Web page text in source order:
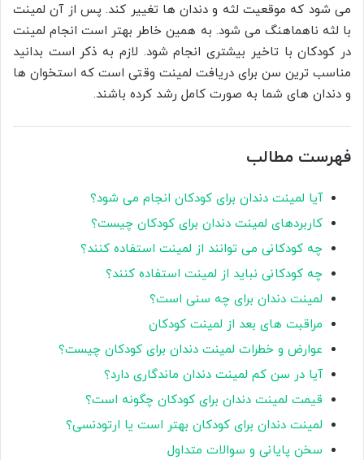
می شود که موقعیت لثه و دندان ها تغییر کند. پس از آن لمینت
با لثه ناهماهنگ می شود. به همین خاطر بهتر است انجام لمینت
در کودکان با تاخیر بیشتری انجام شود. لازم به ذکر است بدانید
مناسب ترین سن برای دریافت لمینت وقتی است که استخوان ها
و دندان های شما به صورت کامل رشد کرده باشند.
فهرست مطالب
آیا لمینت دندان برای کودکان انجام می شود؟
کاربردهای لمینت دندان برای کودکان چیست؟
چه کودکانی می توانند از لمینت استفاده کنند؟
چه کودکانی نباید از لمینت استفاده کنند؟
لمینت دندان برای چه سنی است؟
مراقبت های بعد از لمینت کودکان
عوارض و خطرات لمینت دندان برای کودکان چیست؟
آیا در سن کم لمینت دندان ماندگاری دارد؟
قیمت لمینت دندان برای کودکان چگونه است؟
لمینت دندان برای کودکان بهتر است یا ارتودنسی؟
سخن پایانی و سوالات متداول